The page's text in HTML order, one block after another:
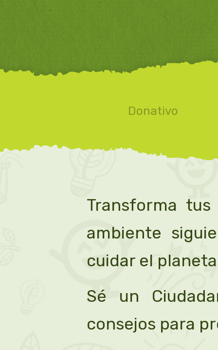
Donativo
Transforma
ambiente
cuidar el
Sé un
consejos para